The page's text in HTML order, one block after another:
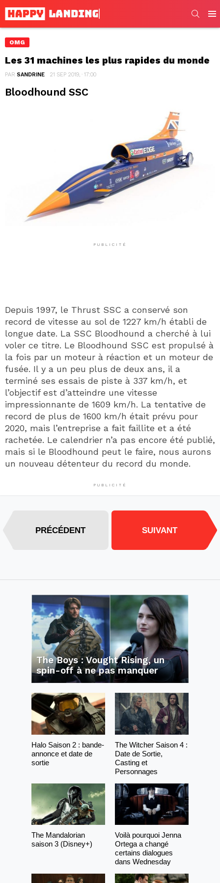
OMG
Les 31 machines les plus rapides du monde
PAR SANDRINE 21 SEP 2019, · 17:00
Bloodhound SSC
PUBLICITÉ
Depuis 1997, le Thrust SSC a conservé son
record de vitesse au sol de 1227 km/h établi de
longue date. La SSC Bloodhound a cherché à lui
voler ce titre. Le Bloodhound SSC est propulsé à
la fois par un moteur à réaction et un moteur de
fusée. Il y a un peu plus de deux ans, il a
terminé ses essais de piste à 337 km/h, et
l’objectif est d’atteindre une vitesse
impressionnante de 1609 km/h. La tentative de
record de plus de 1600 km/h était prévu pour
2020, mais l’entreprise a fait faillite et a été
rachetée. Le calendrier n’a pas encore été publié,
mais si le Bloodhound peut le faire, nous aurons
un nouveau détenteur du record du monde.
PUBLICITÉ
PRÉCÉDENT SUIVANT
The Boys : Vought Rising, un
spin-off à ne pas manquer
Halo Saison 2 : bande-
annonce et date de
sortie
The Witcher Saison 4 :
Date de Sortie,
Casting et
Personnages
The Mandalorian
saison 3 (Disney+)
Voilà pourquoi Jenna
Ortega a changé
certains dialogues
dans Wednesday